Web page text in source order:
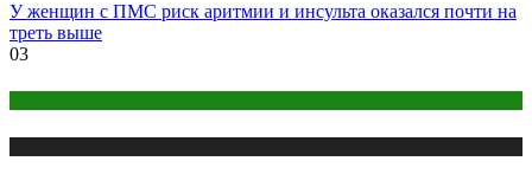
У женщин с ПМС риск аритмии и инсульта оказался почти на
треть выше
03